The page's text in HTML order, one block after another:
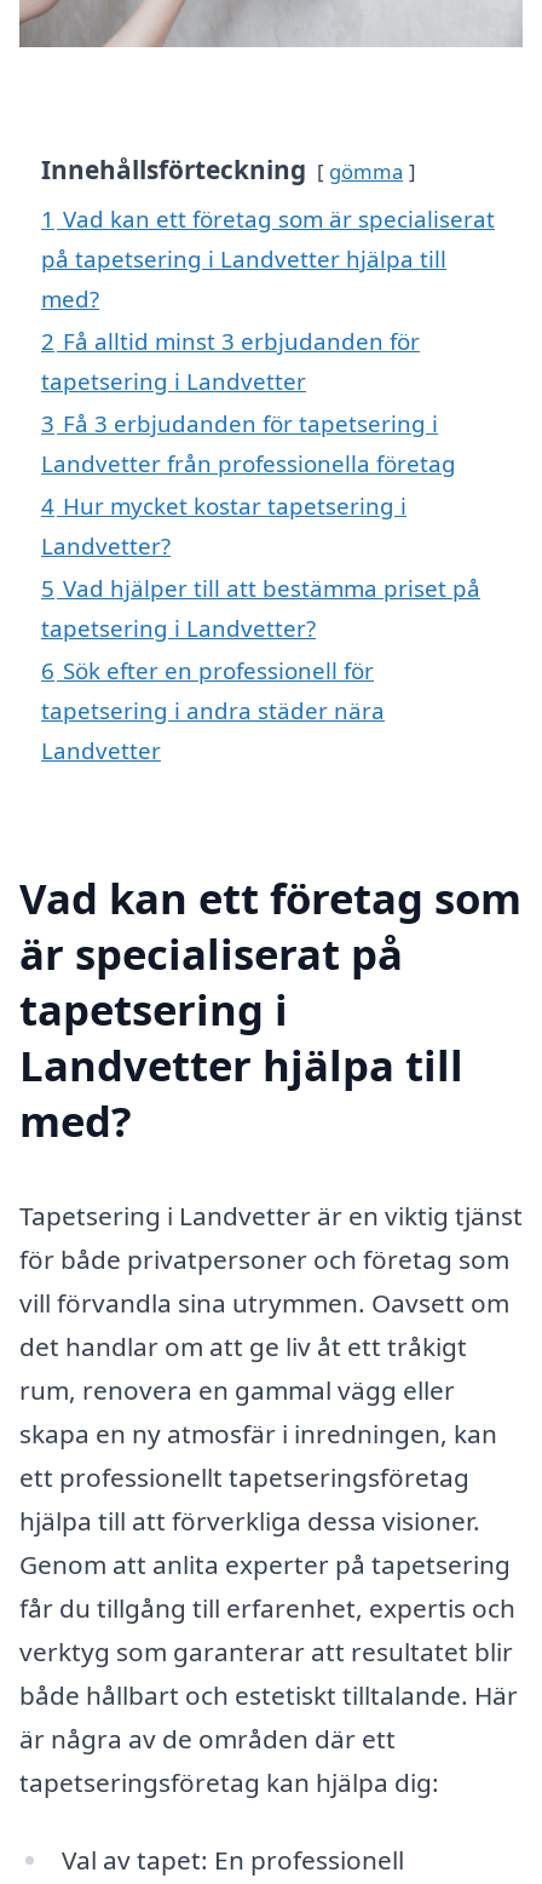
Innehållsförteckning gömma
1 Vad kan ett företag som är specialiserat
på tapetsering i Landvetter hjälpa till
med?
2 Få alltid minst 3 erbjudanden för
tapetsering i Landvetter
3 Få 3 erbjudanden för tapetsering i
Landvetter från professionella företag
4 Hur mycket kostar tapetsering i
Landvetter?
5 Vad hjälper till att bestämma priset på
tapetsering i Landvetter?
6 Sök efter en professionell för
tapetsering i andra städer nära
Landvetter
Vad kan ett företag som
är specialiserat på
tapetsering i
Landvetter hjälpa till
med?
Tapetsering i Landvetter är en viktig tjänst
för både privatpersoner och företag som
vill förvandla sina utrymmen. Oavsett om
det handlar om att ge liv åt ett tråkigt
rum, renovera en gammal vägg eller
skapa en ny atmosfär i inredningen, kan
ett professionellt tapetseringsföretag
hjälpa till att förverkliga dessa visioner.
Genom att anlita experter på tapetsering
får du tillgång till erfarenhet, expertis och
verktyg som garanterar att resultatet blir
både hållbart och estetiskt tilltalande. Här
är några av de områden där ett
tapetseringsföretag kan hjälpa dig:
Val av tapet: En professionell